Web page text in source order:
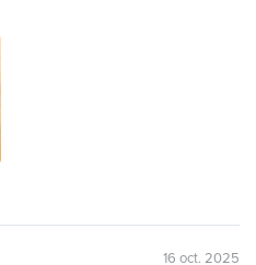
16 oct. 2025